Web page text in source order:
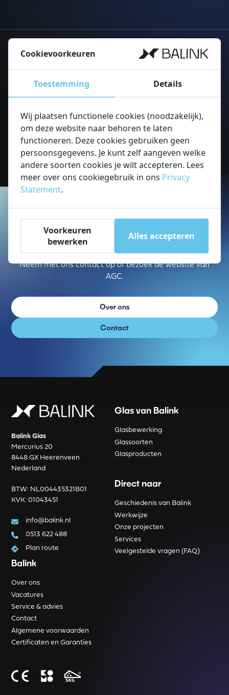
Read more about
Read more about
Meer informatie?
Wil je meer informatie over AGC of de mogelijkheden
die BALINK kan bieden met de producten van AGC?
Neem met ons contact op of bezoek de website van
AGC.
Over ons
Contact
Balink Glas
Mercurius 20
8448 GX Heerenveen
Nederland
BTW: NL004435321B01
KVK: 01043451
info@balink.nl
0513 622 488
Plan route
Glas van Balink
Glasbewerking
Glassoorten
Glasproducten
Direct naar
Geschiedenis van Balink
Werkwijze
Onze projecten
Services
Veelgestelde vragen (FAQ)
Balink
Over ons
Vacatures
Service & advies
Contact
Algemene voorwaarden
Certificaten en Garanties
Cookievoorkeuren
Toestemming Details
Wij plaatsen functionele cookies (noodzakelijk),
om deze website naar behoren te laten
functioneren. Deze cookies gebruiken geen
persoonsgegevens. Je kunt zelf aangeven welke
andere soorten cookies je wilt accepteren. Lees
meer over ons cookiegebruik in ons Privacy
Statement.
Voorkeuren
bewerken
Alles accepteren